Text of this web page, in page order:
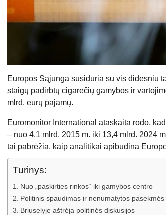
Europos Sąjunga susiduria su vis didesniu
staigų padirbtų cigarečių gamybos ir
mlrd. eurų pajamų.
Euromonitor International ataskaita rodo,
– nuo ​​4,1 mlrd. 2015 m. iki 13,4 mlrd. 2024
tai pabrėžia, kaip analitikai apibūdina
Turinys:
Nuo „paskirties rinkos“ iki gamybos centro
Politinis spaudimas ir nenumatytos pasekmės
Briuselyje aštrėja politinės diskusijos